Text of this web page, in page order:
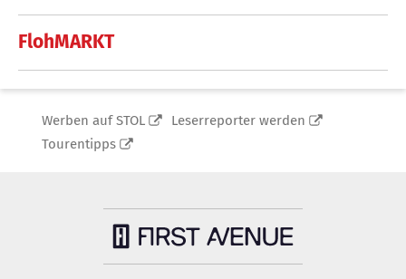
FlohMARKT
Werben auf STOL
Leserreporter werden
Tourentipps